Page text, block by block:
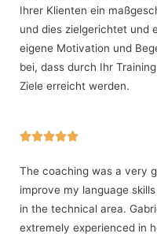
Ihrer Klienten ein
und dies zielgerichtet und
eigene Motivation und
bei, dass durch Ihr
Ziele erreicht werden.

The coaching was a very
improve my language
in the technical area.
extremely experienced in